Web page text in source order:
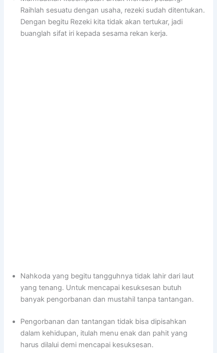
Raihlah sesuatu dengan usaha, rezeki sudah ditentukan.
Dengan begitu Rezeki kita tidak akan tertukar, jadi
buanglah sifat iri kepada sesama rekan kerja.
Nahkoda yang begitu tangguhnya tidak lahir dari laut
yang tenang. Untuk mencapai kesuksesan butuh
banyak pengorbanan dan mustahil tanpa tantangan.
Pengorbanan dan tantangan tidak bisa dipisahkan
dalam kehidupan, itulah menu enak dan pahit yang
harus dilalui demi mencapai kesuksesan.